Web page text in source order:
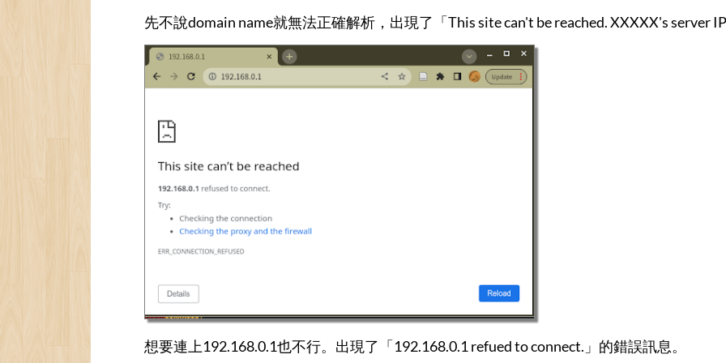
先不說domain name就無法正確解析，出現了「This site can't be reached. XXXXX's server
想要連上192.168.0.1也不行。出現了「192.168.0.1 refued to connect.」的錯誤訊息。